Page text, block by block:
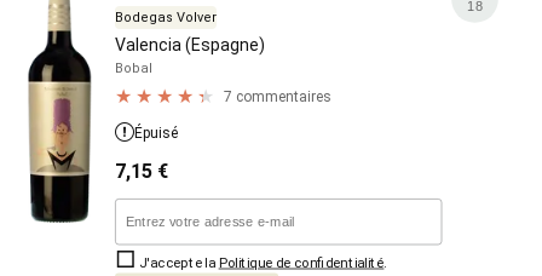
Bodegas Volver
Valencia (Espagne)
Bobal
7 commentaires
18
Épuisé
7,15 €
J'accepte la Politique de confidentialité